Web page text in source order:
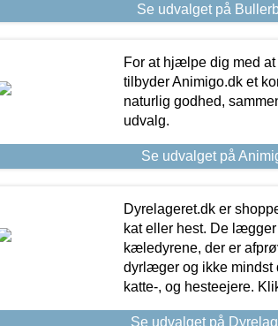
Se udvalget på
For at hjælpe dig med
tilbyder Animigo.dk et
naturlig godhed,
udvalg.
Se udvalget på
Dyrelageret.dk er
kat eller hest. De
kæledyrene, der er
dyrlæger og ikke mindst
katte-, og hesteejere.
Se udvalget på